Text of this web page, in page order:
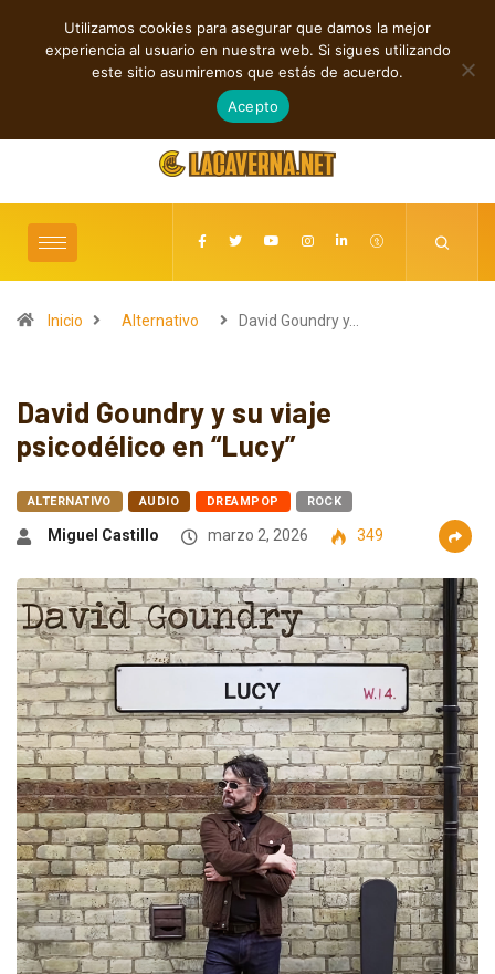
TENDENCIAS
Shaven Primates: Un estallido de Hard Rock contra el control digital
agosto 8, 2026
Inicio Alternativo David Goundry y…
David Goundry y su viaje
psicodélico en “Lucy”
ALTERNATIVO AUDIO DREAMPOP ROCK
Miguel Castillo marzo 2, 2026 349
Utilizamos cookies para asegurar que damos la mejor
experiencia al usuario en nuestra web. Si sigues utilizando
este sitio asumiremos que estás de acuerdo.
Acepto